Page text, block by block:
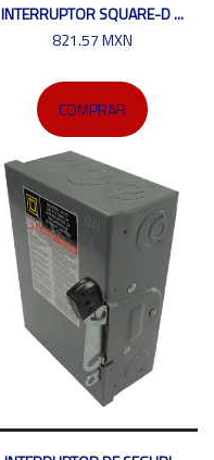
INTERRUPTOR SQUARE-D ...
821.57 MXN
COMPRAR